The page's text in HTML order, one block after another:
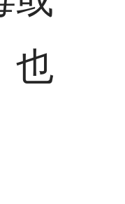
也